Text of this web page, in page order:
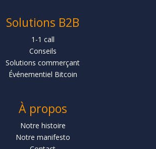
Solutions B2B
1-1 call
Conseils
Solutions commerçant
Événementiel Bitcoin
À propos
Notre histoire
Notre manifesto